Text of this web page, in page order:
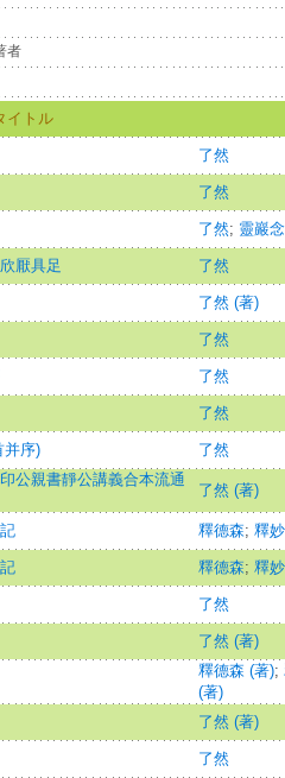
者
イトル
了然
了然
了然; 靈巖
厭具足 了然
了然 (著)
了然
了然
了然
并序)
了然
公親書靜公講義合本流通
了然 (著)
釋德森; 釋
釋德森; 釋
了然
了然 (著)
釋德森 (著);
(著)
了然 (著)
了然